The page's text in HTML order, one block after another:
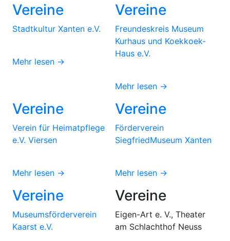
Vereine
Stadtkultur Xanten e.V.
Mehr lesen →
Vereine
Freundeskreis Museum
Kurhaus und Koekkoek-
Haus e.V.
Mehr lesen →
Vereine
Verein für Heimatpflege
e.V. Viersen
Mehr lesen →
Vereine
Förderverein
SiegfriedMuseum Xanten
Mehr lesen →
Vereine
Museumsförderverein
Kaarst e.V.
Vereine
Eigen-Art e. V., Theater
am Schlachthof Neuss